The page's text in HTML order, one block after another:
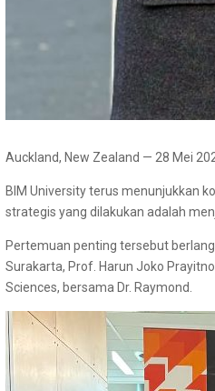
Auckland, New Zealand — 28 Mei
BIM University terus menunjukkan
strategis yang dilakukan adalah
Pertemuan penting tersebut
Surakarta, Prof. Harun Joko
Sciences, bersama Dr. Raymond.